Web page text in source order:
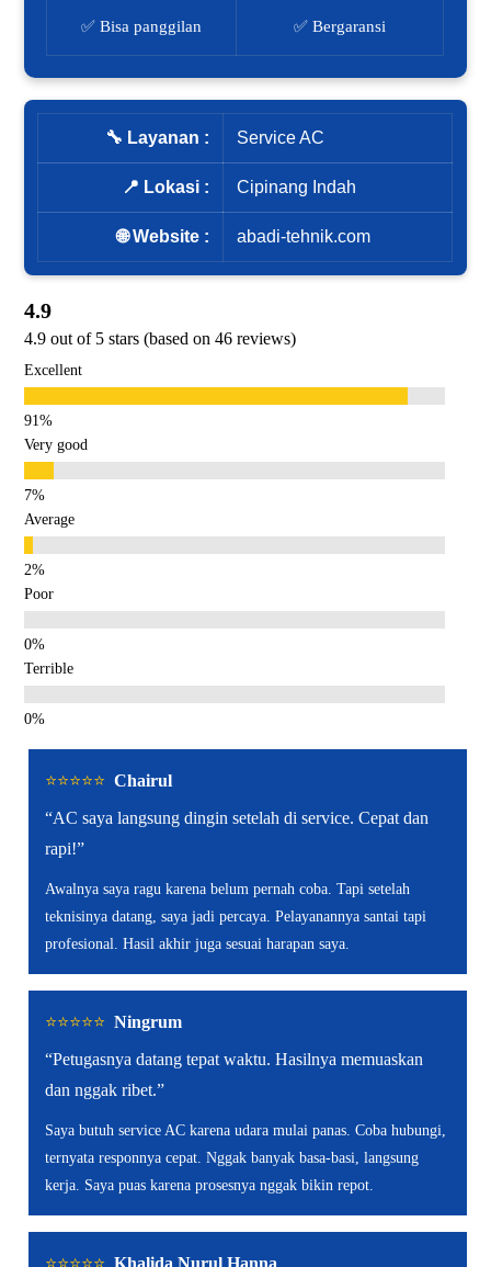
✅ Bisa panggilan ✅ Bergaransi
🔧 Layanan : Service AC
📍 Lokasi : Cipinang Indah
🌐 Website : abadi-tehnik.com
4.9
4.9 out of 5 stars (based on 46 reviews)
Excellent
Very good
Average
Poor
Terrible
⭐️⭐️⭐️⭐️⭐️ Chairul
“AC saya langsung dingin setelah di service. Cepat dan
rapi!”
Awalnya saya ragu karena belum pernah coba. Tapi setelah
teknisinya datang, saya jadi percaya. Pelayanannya santai tapi
profesional. Hasil akhir juga sesuai harapan saya.
⭐️⭐️⭐️⭐️⭐️ Ningrum
“Petugasnya datang tepat waktu. Hasilnya memuaskan
dan nggak ribet.”
Saya butuh service AC karena udara mulai panas. Coba hubungi,
ternyata responnya cepat. Nggak banyak basa-basi, langsung
kerja. Saya puas karena prosesnya nggak bikin repot.